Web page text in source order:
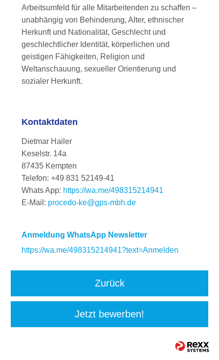
Arbeitsumfeld für alle Mitarbeitenden zu schaffen –
unabhängig von Behinderung, Alter, ethnischer
Herkunft und Nationalität, Geschlecht und
geschlechtlicher Identität, körperlichen und
geistigen Fähigkeiten, Religion und
Weltanschauung, sexueller Orientierung und
sozialer Herkunft.
Kontaktdaten
Dietmar Hailer
Keselstr. 14a
87435 Kempten
Telefon: +49 831 52149-41
Whats App: https://wa.me/498315214941
E-Mail: procedo-ke@gps-mbh.de
Anmeldung WhatsApp Newsletter
https://wa.me/498315214941?text=Anmelden
Zurück
Jetzt bewerben!